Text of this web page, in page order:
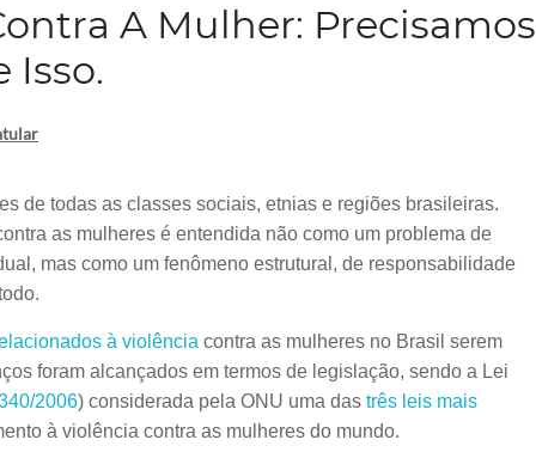
A Mulher: Precisamos
Isso.
de todas as classes sociais, etnias e regiões brasileiras.
as mulheres é entendida não como um problema de
mas como um fenômeno estrutural, de responsabilidade
à violência contra as mulheres no Brasil serem
foram alcançados em termos de legislação, sendo a Lei
2006) considerada pela ONU uma das três leis mais
à violência contra as mulheres do mundo.